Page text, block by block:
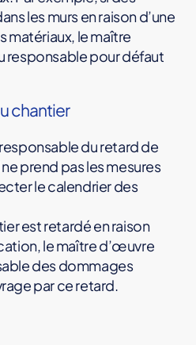
les murs en raison d’une
matériaux, le maître
responsable pour défaut
chantier
du retard de
prend pas les mesures
le calendrier des
est retardé en raison
le maître d’œuvre
des dommages
par ce retard.